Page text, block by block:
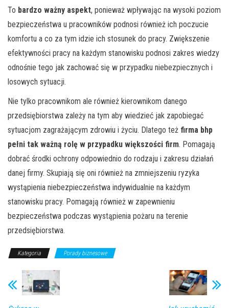
To bardzo ważny aspekt, ponieważ wpływając na wysoki poziom
bezpieczeństwa u pracowników podnosi również ich poczucie
komfortu a co za tym idzie ich stosunek do pracy. Zwiększenie
efektywności pracy na każdym stanowisku podnosi zakres wiedzy
odnośnie tego jak zachować się w przypadku niebezpiecznych i
losowych sytuacji.
Nie tylko pracownikom ale również kierownikom danego
przedsiębiorstwa zależy na tym aby wiedzieć jak zapobiegać
sytuacjom zagrażającym zdrowiu i życiu. Dlatego też firma bhp
pełni tak ważną rolę w przypadku większości firm. Pomagają
dobrać środki ochrony odpowiednio do rodzaju i zakresu działań
danej firmy. Skupiają się oni również na zmniejszeniu ryzyka
wystąpienia niebezpieczeństwa indywidualnie na każdym
stanowisku pracy. Pomagają również w zapewnieniu
bezpieczeństwa podczas wystąpienia pożaru na terenie
przedsiębiorstwa.
Kategoria Porady biznesowe